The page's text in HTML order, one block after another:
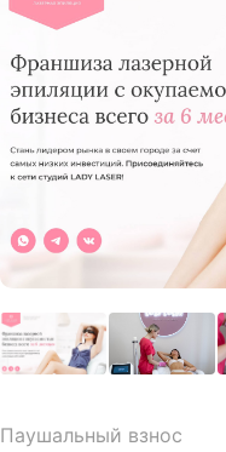
Паушальный взнос